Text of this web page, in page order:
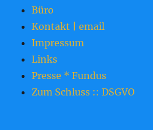
Büro
Kontakt | email
Impressum
Links
Presse * Fundus
Zum Schluss :: DSGVO